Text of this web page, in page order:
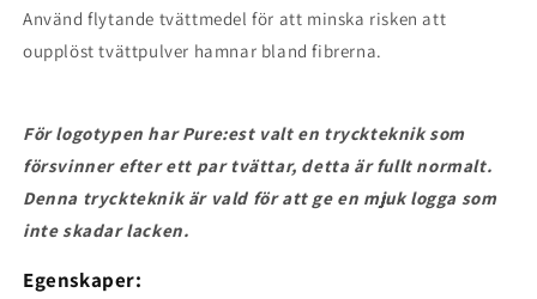
Använd flytande tvättmedel för att minska risken att
oupplöst tvättpulver hamnar bland fibrerna.
För logotypen har Pure:est valt en tryckteknik som
försvinner efter ett par tvättar, detta är fullt normalt.
Denna tryckteknik är vald för att ge en mjuk logga som
inte skadar lacken.
Egenskaper: